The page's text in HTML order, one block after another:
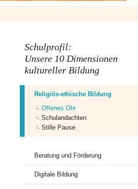
Schulprofil:
Unsere 10 Dimensionen
kultureller Bildung
Religiös-ethische Bildung
Offenes Ohr
Schulandachten
Stille Pause
Beratung und Förderung
Digitale Bildung